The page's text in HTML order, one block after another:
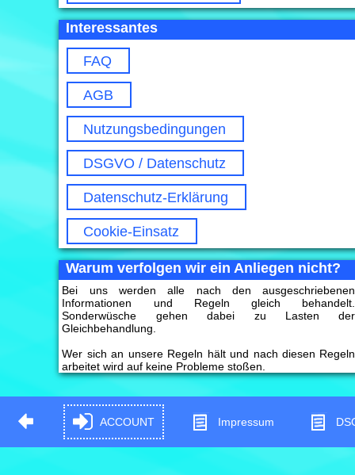
Interessantes
FAQ
AGB
Nutzungsbedingungen
DSGVO / Datenschutz
Datenschutz-Erklärung
Cookie-Einsatz
Warum verfolgen wir ein Anliegen nicht?
Bei uns werden alle nach den ausgeschriebenen
Informationen und Regeln gleich behandelt.
Sonderwüsche gehen dabei zu Lasten der
Gleichbehandlung.
Wer sich an unsere Regeln hält und nach diesen Regeln
arbeitet wird auf keine Probleme stoßen.
ACCOUNT Impressum